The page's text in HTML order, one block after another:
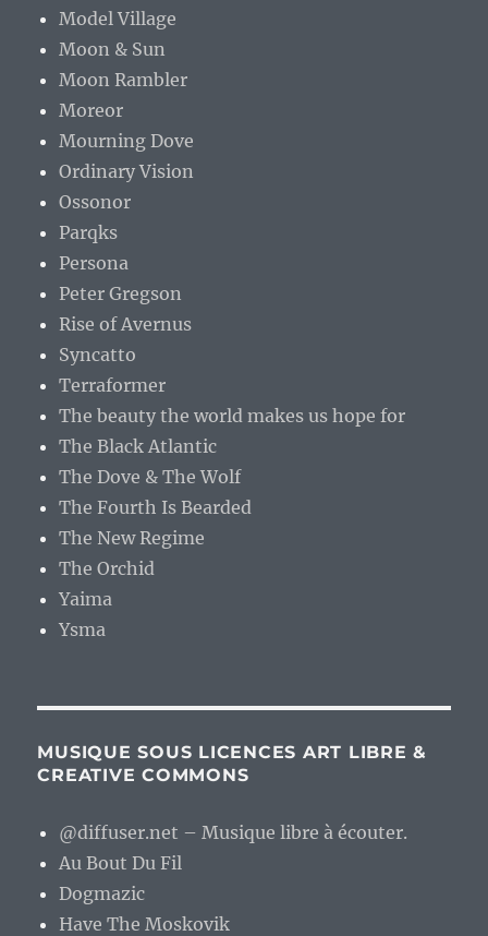
Model Village
Moon & Sun
Moon Rambler
Moreor
Mourning Dove
Ordinary Vision
Ossonor
Parqks
Persona
Peter Gregson
Rise of Avernus
Syncatto
Terraformer
The beauty the world makes us hope for
The Black Atlantic
The Dove & The Wolf
The Fourth Is Bearded
The New Regime
The Orchid
Yaima
Ysma
MUSIQUE SOUS LICENCES ART LIBRE &
CREATIVE COMMONS
@diffuser.net – Musique libre à écouter.
Au Bout Du Fil
Dogmazic
Have The Moskovik